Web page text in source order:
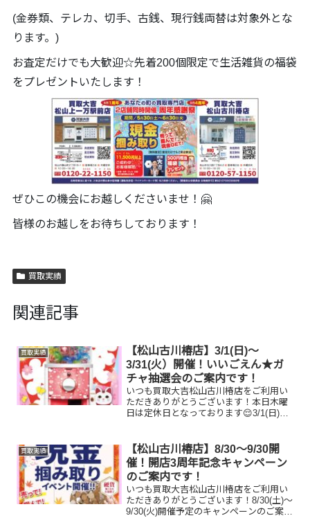
(金券類、テレカ、切手、古銭、現行銭両替は対象外とな
ります。)
お査定だけでも大歓迎☆先着200個限定で生活雑貨の福袋
をプレゼントいたします！
ぜひこの機会にお越しくださいませ！🤗
皆様のお越しをお待ちしております！
買取実績
関連記事
買取実績
【松山古川椿店】3/1(日)～
3/31(火）開催！いいごえん★ガ
チャ抽選会のご案内です！
いつも買取大吉松山古川椿店をご利用い
ただきありがとうございます！本日木曜
日は定休日となっております😌3/1(日)～
えん★ガチャ抽選会開催中です！🥰
11,500円以...
買取実績
【松山古川椿店】8/30～9/30開
催！開店3周年記念キャンペーン
のご案内です！
いつも買取大吉松山古川椿店をご利用い
ただきありがとうございます！8/30(土)～
9/30(火)開催予定のキャンペーンのご案内